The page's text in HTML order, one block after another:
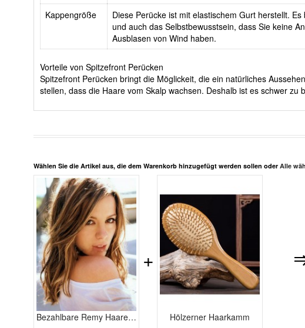
Kappengröße
Diese Perücke ist mit elastischem Gurt herstellt.
und auch das Selbstbewusstsein, dass Sie keine
Ausblasen von Wind haben.
Vorteile von Spitzefront Perücken
Spitzefront Perücken bringt die Möglickeit, die ein natürliches
stellen, dass die Haare vom Skalp wachsen. Deshalb ist es schwer
Wählen Sie die Artikel aus, die dem Warenkorb hinzugefügt werden sollen oder Alle
Bezahlbare Remy Haare Verlockende Spitzefront Perücke Hölzerner Haarkamm
+